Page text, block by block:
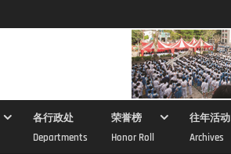
各行政处
Departments
荣誉榜
Honor Roll
往年活动
Archives